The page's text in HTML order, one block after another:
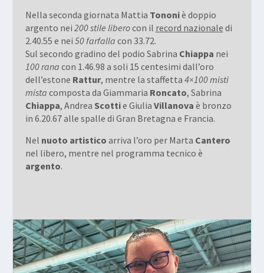
Nella seconda giornata Mattia Tononiè doppio
argento nei 200 stile liberocon il record nazionale di
2.40.55 e nei 50 farfalla con 33.72.
Sul secondo gradino del podio Sabrina Chiappa nei
100 rana con 1.46.98 a soli 15 centesimi dall’oro
dell’estone Rattur, mentre la staffetta 4×100 misti
mista composta da Giammaria Roncato, Sabrina
Chiappa, Andrea Scottie Giulia Villanova è bronzo
in 6.20.67 alle spalle di Gran Bretagna e Francia.
Nel nuoto artistico arriva l’oro per Marta Cantero
nel libero, mentre nel programma tecnico è
argento.